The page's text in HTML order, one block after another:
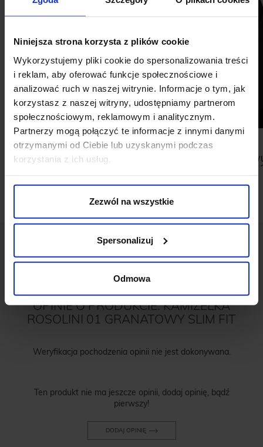
Niniejsza strona korzysta z plików cookie
Wykorzystujemy pliki cookie do spersonalizowania treści
i reklam, aby oferować funkcje społecznościowe i
analizować ruch w naszej witrynie. Informacje o tym, jak
korzystasz z naszej witryny, udostępniamy partnerom
społecznościowym, reklamowym i analitycznym.
Partnerzy mogą połączyć te informacje z innymi danymi
otrzymanymi od Ciebie lub uzyskanymi podczas
korzystania z ich usług.
Zezwól na wszystkie
Spersonalizuj
Odmowa
SWETER TIRIOLO VN BEŻOWY
PŁASZCZ
SORTINO
Najniższa cena
OPINIE O PRODUKCIE: KAMIZELKA
ROSOLINI 01 GRANATOWY SLIM FIT
Weryfikacja pochodzenia opinii nie jest dokonywana.
Ten produkt nie ma jeszcze opinii, dodaj opinię, bądź
pierwszy!
DODAJ OPINIĘ